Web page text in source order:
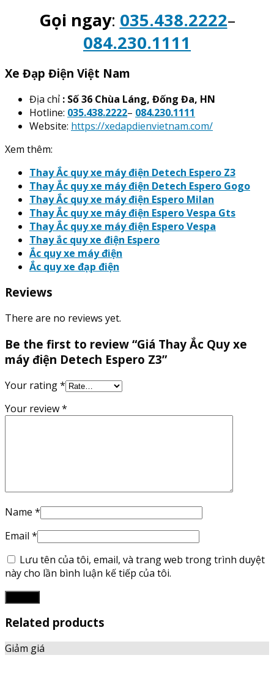
Gọi ngay: 035.438.2222–
084.230.1111
Xe Đạp Điện Việt Nam
Địa chỉ : Số 36 Chùa Láng, Đống Đa, HN
Hotline: 035.438.2222– 084.230.1111
Website: https://xedapdienvietnam.com/
Xem thêm:
Thay Ắc quy xe máy điện Detech Espero Z3
Thay Ắc quy xe máy điện Detech Espero Gogo
Thay Ắc quy xe máy điện Espero Milan
Thay Ắc quy xe máy điện Espero Vespa Gts
Thay Ắc quy xe máy điện Espero Vespa
Thay ắc quy xe điện Espero
Ắc quy xe máy điện
Ắc quy xe đạp điện
Reviews
There are no reviews yet.
Be the first to review “Giá Thay Ắc Quy xe
máy điện Detech Espero Z3”
Your rating*
Your review*
Name *
Email *
Lưu tên của tôi, email, và trang web trong trình duyệt
này cho lần bình luận kế tiếp của tôi.
Related products
Giảm giá